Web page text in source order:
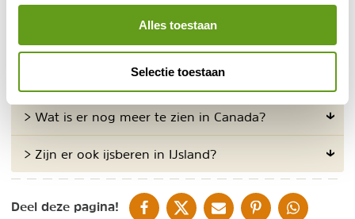
Alles toestaan
Selectie toestaan
> Hoe regel ik een ijsberenreis naar Canada?
> Wat is er nog meer te zien in Canada?
> Zijn er ook ijsberen in IJsland?
Deel deze pagina! DELEN OP FACEBOOK
DELEN OP XDELEN VIA DE MAIL
DELEN OP PINTEREST
DELEN OP